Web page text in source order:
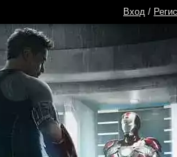
Вход /